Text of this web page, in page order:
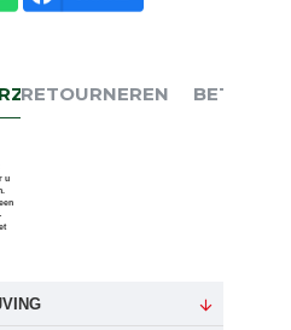
u
RETOURNEREN BETALEN